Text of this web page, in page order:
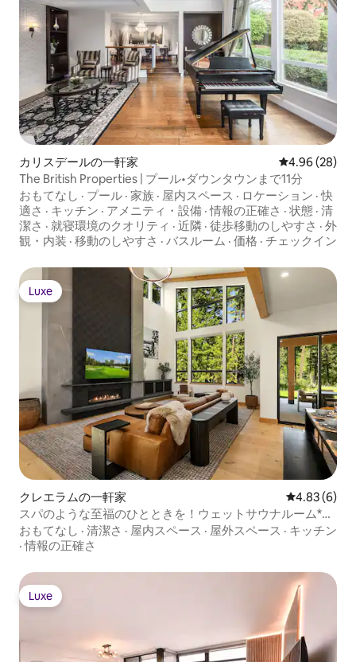
カリスデールの一軒家 レビュー28
4.96 (28)
The British Properties | プール•ダウンタウンまで11分
おもてなし · プール · 家族 · 屋内スペース · ロケーション ·快
適さ · キッチン · アメニティ・設備 ·情報の正確さ · 状態 · 清
潔さ · 就寝環境のクオリティ · 近隣 · 徒歩移動のしやすさ · 外
観・内装 · 移動のしやすさ · バスルーム · 価格 · チェックイン
Luxe
Luxe
クレエラムの一軒家 レビュー6
4.83 (6)
スパのような至福のひとときを！ウェットサウナルーム*ガ
レージ
おもてなし · 清潔さ · 屋内スペース · 屋外スペース · キッチン
·情報の正確さ
Luxe
Luxe